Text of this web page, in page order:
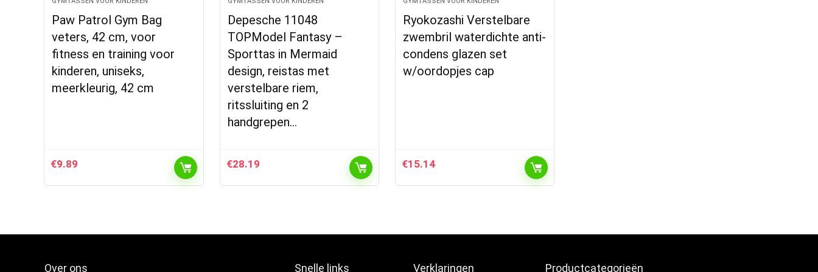
Paw Patrol Gym Bag
veters, 42 cm, voor
fitness en training voor
kinderen, uniseks,
meerkleurig, 42 cm
€9.89
Depesche 11048
TOPModel Fantasy –
Sporttas in Mermaid
design, reistas met
verstelbare riem,
ritssluiting en 2
handgrepen…
€28.19
Ryokozashi Verstelbare
zwembril waterdichte anti-
condens glazen set
w/oordopjes cap
€15.14
Over ons Snelle links Verklaringen Productcategorieën